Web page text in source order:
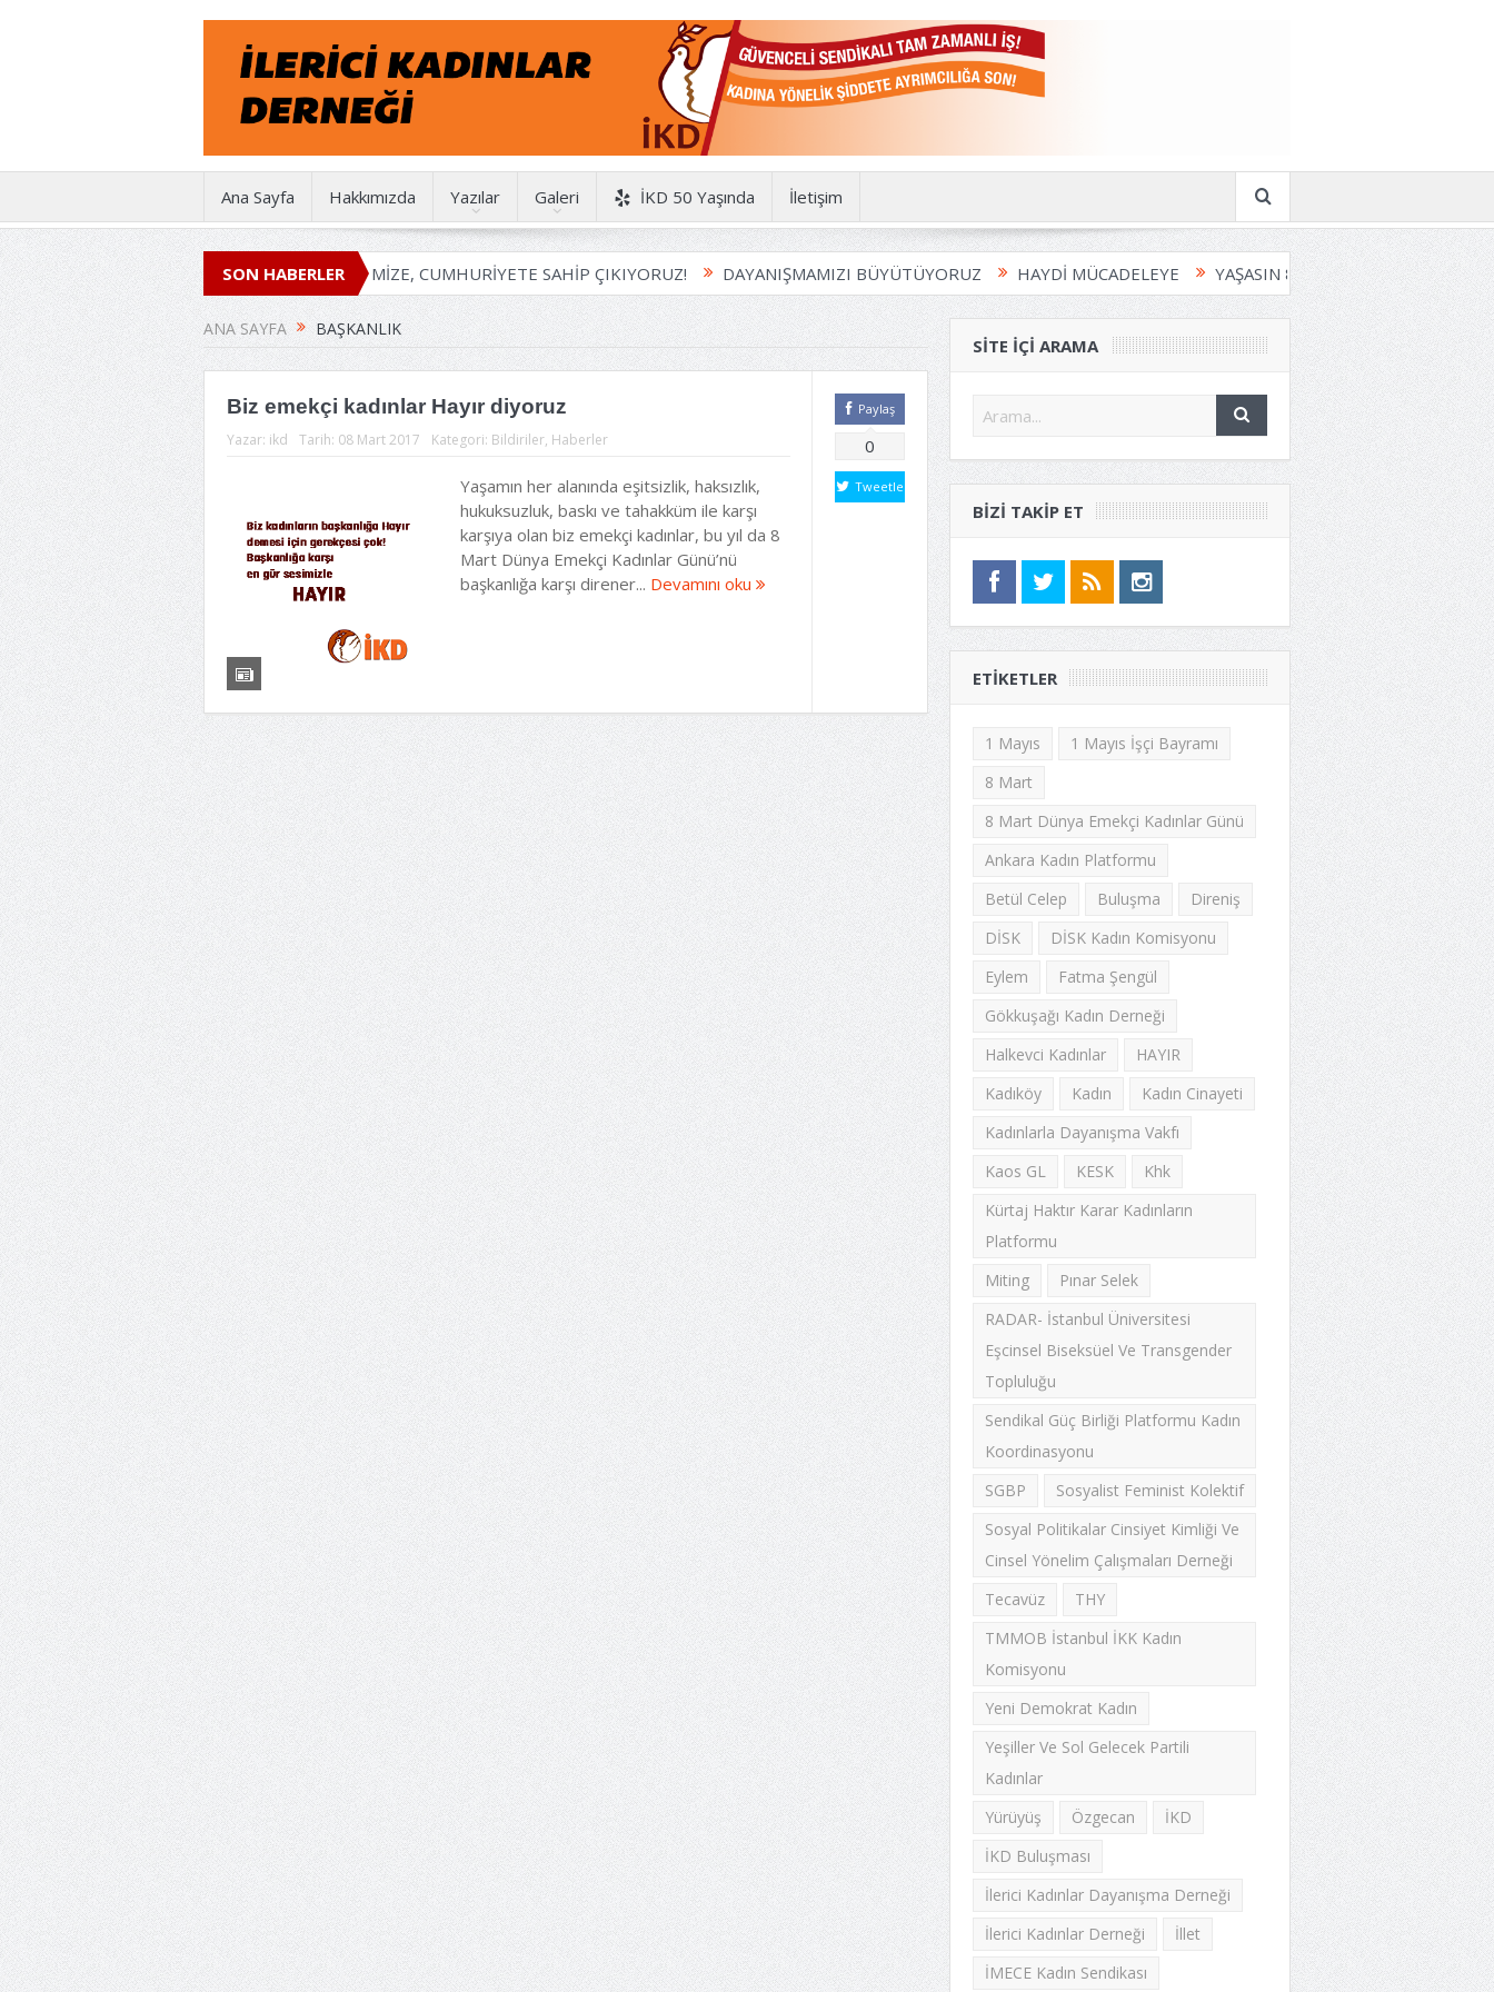
Ana Sayfa Hakkımızda Yazılar Galeri İKD 50 Yaşında İletişim
SON HABERLER
İKD 50 YAŞINDA EMEĞİMİZE, İRADEMİZE, CUMHURİYETE SAHİP ÇIKIYORUZ! DAYANIŞMAMIZI BÜYÜTÜYORUZ HAYDİ MÜCADELEYE YAŞASIN 8 MART BİZ
ANA SAYFA BAŞKANLIK
Biz emekçi kadınlar Hayır diyoruz
Yazar: ikd Tarih: 08 Mart 2017 Kategori: Bildiriler, Haberler
Yaşamın her alanında eşitsizlik, haksızlık,
hukuksuzluk, baskı ve tahakküm ile karşı
karşıya olan biz emekçi kadınlar, bu yıl da 8
Mart Dünya Emekçi Kadınlar Günü’nü
başkanlığa karşı direner... Devamını oku
Paylaş
0
Tweetle
SITE IÇI ARAMA
BIZI TAKIP ET
ETIKETLER
1 Mayıs
1 Mayıs İşçi Bayramı
8 Mart
8 Mart Dünya Emekçi Kadınlar Günü
Ankara Kadın Platformu
Betül Celep
Buluşma
Direniş
DİSK
DİSK Kadın Komisyonu
Eylem
Fatma Şengül
Gökkuşağı Kadın Derneği
Halkevci Kadınlar
HAYIR
Kadıköy
Kadın
Kadın Cinayeti
Kadınlarla Dayanışma Vakfı
Kaos GL
KESK
Khk
Kürtaj Haktır Karar Kadınların
Platformu
Miting
Pınar Selek
RADAR- İstanbul Üniversitesi
Eşcinsel Biseksüel Ve Transgender
Topluluğu
Sendikal Güç Birliği Platformu Kadın
Koordinasyonu
SGBP
Sosyalist Feminist Kolektif
Sosyal Politikalar Cinsiyet Kimliği Ve
Cinsel Yönelim Çalışmaları Derneği
Tecavüz
THY
TMMOB İstanbul İKK Kadın
Komisyonu
Yeni Demokrat Kadın
Yeşiller Ve Sol Gelecek Partili
Kadınlar
Yürüyüş
Özgecan
İKD
İKD Buluşması
İlerici Kadınlar Dayanışma Derneği
İlerici Kadınlar Derneği
İllet
İMECE Kadın Sendikası